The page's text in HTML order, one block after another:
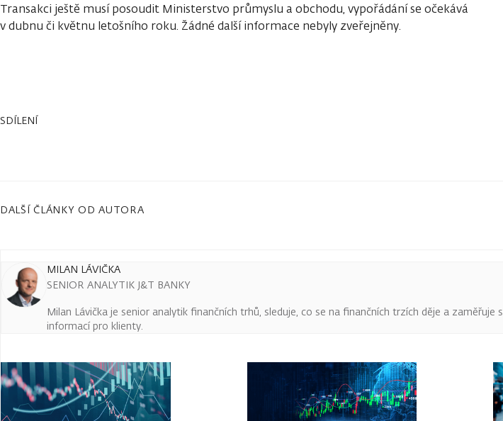
Transakci ještě musí posoudit Ministerstvo průmyslu a obchodu, vypořádání se očekává
v dubnu či květnu letošního roku. Žádné další informace nebyly zveřejněny.
SDÍLENÍ
DALŠÍ ČLÁNKY OD AUTORA
MILAN LÁVIČKA
SENIOR ANALYTIK J&T BANKY
Milan Lávička je senior analytik finančních trhů, sleduje, co se na finančních trzích děje a
informací pro klienty.